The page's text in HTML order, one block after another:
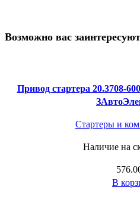
Возможно вас заинтересуют
Привод стартера 20.3708-
Стартеры и
Наличие на
В